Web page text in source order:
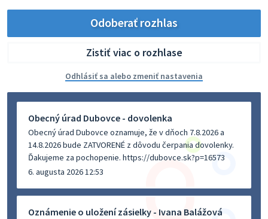
Odoberať rozhlas
Zistiť viac o rozhlase
Odhlásiť sa alebo zmeniť nastavenia
Obecný úrad Dubovce - dovolenka
Obecný úrad Dubovce oznamuje, že v dňoch 7.8.2026 a
14.8.2026 bude ZATVORENÉ z dôvodu čerpania dovolenky.
Ďakujeme za pochopenie. https://dubovce.sk?p=16573
6. augusta 2026 12:53
Oznámenie o uložení zásielky - Ivana Balážová